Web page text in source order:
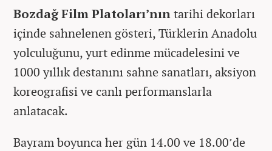
Bozdağ Film Platoları’nıntarihi dekorları
içinde sahnelenen gösteri, Türklerin Anadolu
yolculuğunu, yurt edinme mücadelesini ve
1000 yıllık destanını sahne sanatları, aksiyon
koreografisi ve canlı performanslarla
anlatacak.
Bayram boyunca her gün 14.00 ve 18.00’de